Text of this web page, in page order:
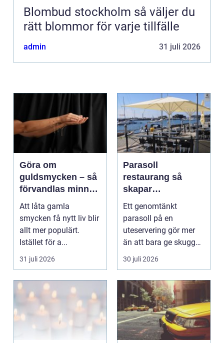
Blombud stockholm så väljer du
rätt blommor för varje tillfälle
admin 31 juli 2026
Göra om
guldsmycken – så
förvandlas minnen
till nya favoriter
Att låta gamla
smycken få nytt liv blir
allt mer populärt.
Istället för a...
31 juli 2026
Parasoll
restaurang så
skapar
uteserveringen rätt
känsla året runt
Ett genomtänkt
parasoll på en
uteservering gör mer
än att bara ge skugga.
Det påverkar hur länge
gäs...
30 juli 2026